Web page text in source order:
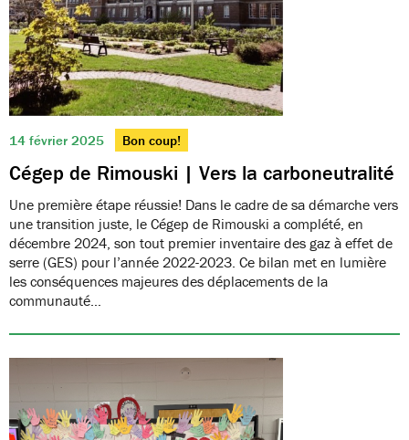
14 février 2025 Bon coup!
Cégep de Rimouski | Vers la carboneutralité
Une première étape réussie! Dans le cadre de sa démarche vers
une transition juste, le Cégep de Rimouski a complété, en
décembre 2024, son tout premier inventaire des gaz à effet de
serre (GES) pour l’année 2022-2023. Ce bilan met en lumière
les conséquences majeures des déplacements de la
communauté…